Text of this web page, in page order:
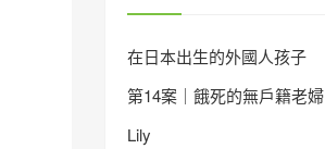
在日本出生的外國人孩子
第14案｜餓死的無戶籍老婦
Lily